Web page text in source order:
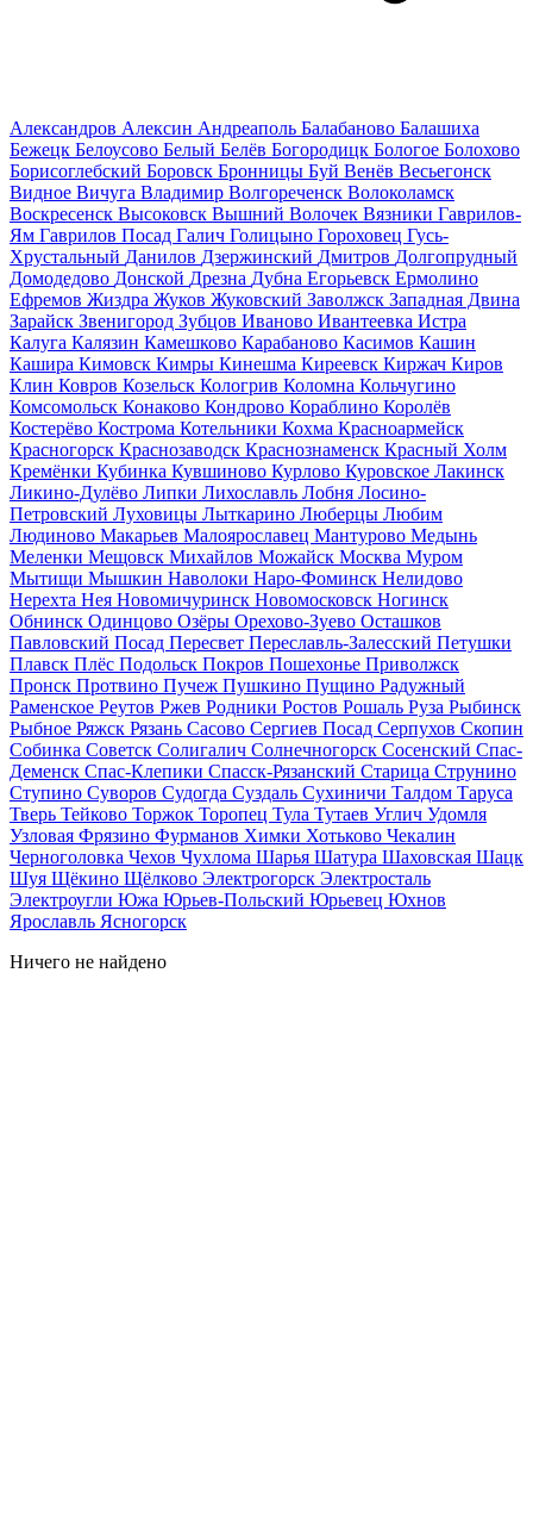
Александров Алексин Андреаполь Балабаново Балашиха
Бежецк Белоусово Белый Белёв Богородицк Бологое Болохово
Борисоглебский Боровск Бронницы Буй Венёв Весьегонск
Видное Вичуга Владимир Волгореченск Волоколамск
Воскресенск Высоковск Вышний Волочек Вязники Гаврилов-
Ям Гаврилов Посад Галич Голицыно Гороховец Гусь-
Хрустальный Данилов Дзержинский Дмитров Долгопрудный
Домодедово Донской Дрезна Дубна Егорьевск Ермолино
Ефремов Жиздра Жуков Жуковский Заволжск Западная Двина
Зарайск Звенигород Зубцов Иваново Ивантеевка Истра
Калуга Калязин Камешково Карабаново Касимов Кашин
Кашира Кимовск Кимры Кинешма Киреевск Киржач Киров
Клин Ковров Козельск Кологрив Коломна Кольчугино
Комсомольск Конаково Кондрово Кораблино Королёв
Костерёво Кострома Котельники Кохма Красноармейск
Красногорск Краснозаводск Краснознаменск Красный Холм
Кремёнки Кубинка Кувшиново Курлово Куровское Лакинск
Ликино-Дулёво Липки Лихославль Лобня Лосино-
Петровский Луховицы Лыткарино Люберцы Любим
Людиново Макарьев Малоярославец Мантурово Медынь
Меленки Мещовск Михайлов Можайск Москва Муром
Мытищи Мышкин Наволоки Наро-Фоминск Нелидово
Нерехта Нея Новомичуринск Новомосковск Ногинск
Обнинск Одинцово Озёры Орехово-Зуево Осташков
Павловский Посад Пересвет Переславль-Залесский Петушки
Плавск Плёс Подольск Покров Пошехонье Приволжск
Пронск Протвино Пучеж Пушкино Пущино Радужный
Раменское Реутов Ржев Родники Ростов Рошаль Руза Рыбинск
Рыбное Ряжск Рязань Сасово Сергиев Посад Серпухов Скопин
Собинка Советск Солигалич Солнечногорск Сосенский Спас-
Деменск Спас-Клепики Спасск-Рязанский Старица Струнино
Ступино Суворов Судогда Суздаль Сухиничи Талдом Таруса
Тверь Тейково Торжок Торопец Тула Тутаев Углич Удомля
Узловая Фрязино Фурманов Химки Хотьково Чекалин
Черноголовка Чехов Чухлома Шарья Шатура Шаховская Шацк
Шуя Щёкино Щёлково Электрогорск Электросталь
Электроугли Южа Юрьев-Польский Юрьевец Юхнов
Ярославль Ясногорск
Ничего не найдено